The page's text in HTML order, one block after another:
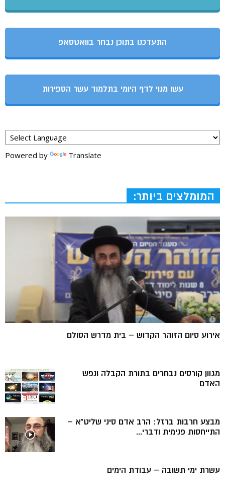
התעדכנו בתוכן נבחר בוואטסאפ
עשו מנוי לדף היומי בתלמוד עשר הספירות
Powered by Translate
המומלצים ביותר:
אירוע סיום הזוהר הקדוש – בית מדרש הסולם
מגוון קורסים נבחרים בתורת הקבלה ונפש
האדם
מבצע חרבות ברזל: הרב אדם סיני שליט”א –
התייחסות פנימית ודברי...
עשרת ימי תשובה – עבודת הימים